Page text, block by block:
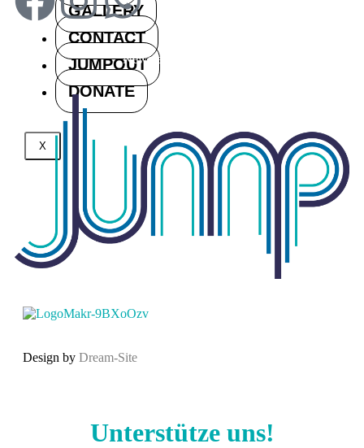
GALLERY
CONTACT
JUMPOUT
DONATE
X
Newsletter Abonnieren
Design by Dream-Site
Unterstütze uns!